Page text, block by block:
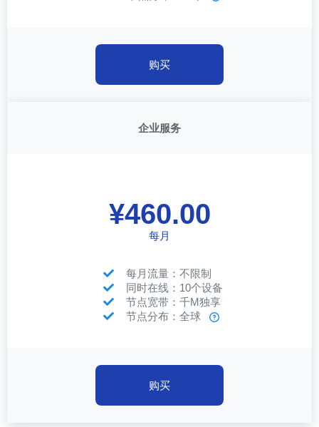
购买
企业服务
¥460.00
每月
每月流量：不限制
同时在线：10个设备
节点宽带：千M独享
节点分布：全球
购买